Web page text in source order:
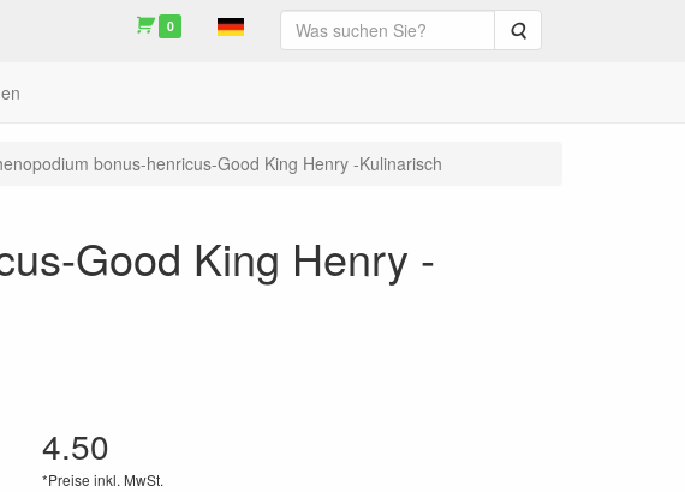
0 Suche
bonus-henricus-Good King Henry -Kulinarisch
Good King Henry -
4.50
*Preise inkl. MwSt.